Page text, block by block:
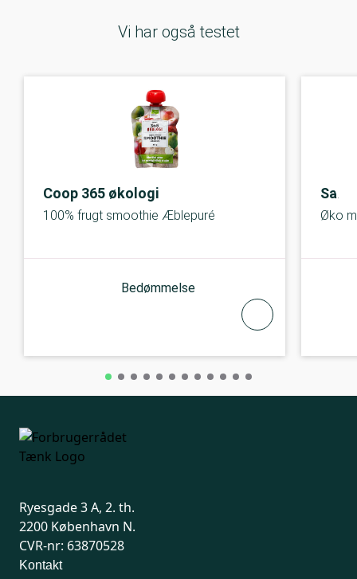
Vi har også testet
Coop 365 økologi
100% frugt smoothie Æblepuré
Bedømmelse
Øko
Ryesgade 3 A, 2. th.
2200 København N.
CVR-nr: 63870528
Kontakt